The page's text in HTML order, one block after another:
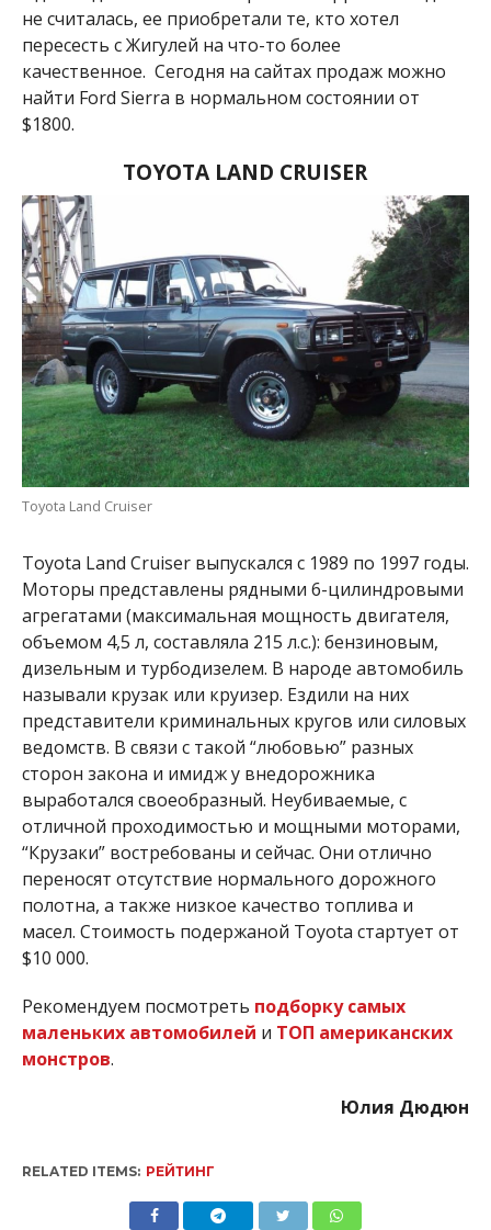
не считалась, ее приобретали те, кто хотел
пересесть с Жигулей на что-то более
качественное. Сегодня на сайтах продаж можно
найти Ford Sierra в нормальном состоянии от
$1800.
TOYOTA LAND CRUISER
Toyota Land Cruiser
Toyota Land Cruiser выпускался с 1989 по 1997 годы.
Моторы представлены рядными 6-цилиндровыми
агрегатами (максимальная мощность двигателя,
объемом 4,5 л, составляла 215 л.с.): бензиновым,
дизельным и турбодизелем. В народе автомобиль
называли крузак или круизер. Ездили на них
представители криминальных кругов или силовых
ведомств. В связи с такой “любовью” разных
сторон закона и имидж у внедорожника
выработался своеобразный. Неубиваемые, с
отличной проходимостью и мощными моторами,
“Крузаки” востребованы и сейчас. Они отлично
переносят отсутствие нормального дорожного
полотна, а также низкое качество топлива и
масел. Стоимость подержаной Toyota стартует от
$10 000.
Рекомендуем посмотреть подборку самых
маленьких автомобилей и ТОП американских
монстров.
Юлия Дюдюн
RELATED ITEMS: РЕЙТИНГ